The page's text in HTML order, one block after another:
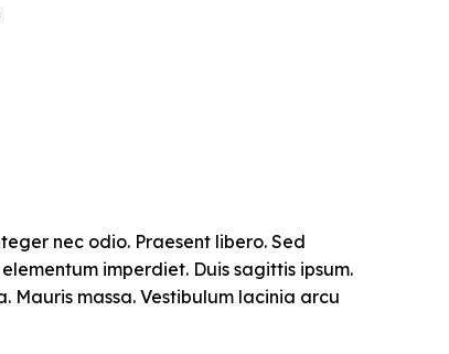
nec odio. Praesent libero. Sed
imperdiet. Duis sagittis ipsum.
Mauris massa. Vestibulum lacinia arcu